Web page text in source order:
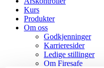
Kurs
Produkter
Om oss
Godkjenninger
Karrieresider
Ledige stillinger
Om Firesafe